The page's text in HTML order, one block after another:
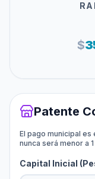
$
Patente
El pago municipal es
nunca será menor a
Capital Inicial